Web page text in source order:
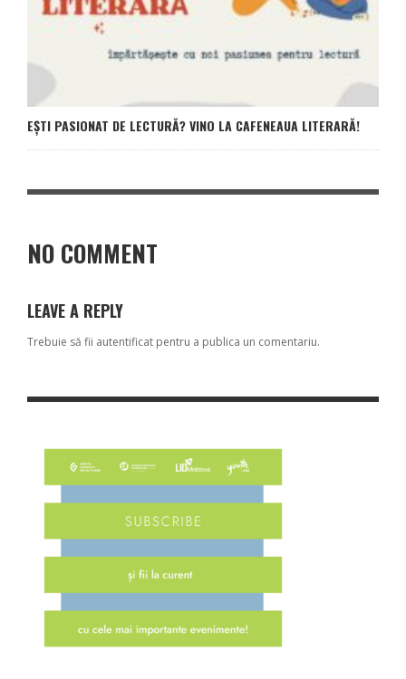
EȘTI PASIONAT DE LECTURĂ? VINO LA CAFENEAUA LITERARĂ!
NO COMMENT
LEAVE A REPLY
Trebuie să fii autentificat pentru a publica un comentariu.